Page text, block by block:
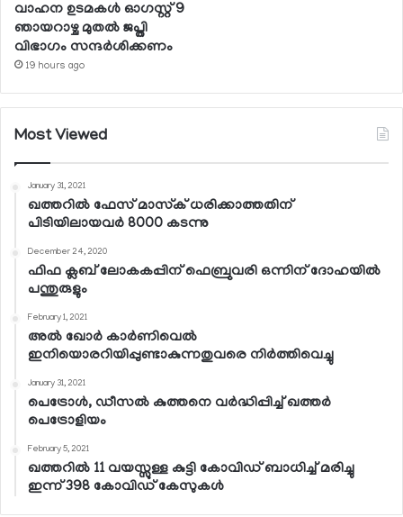
വാഹന ഉടമകള്‍ ഓഗസ്റ്റ് 9
ഞായറാഴ്ച മുതല്‍ ജപ്തി
വിഭാഗം സന്ദര്‍ശിക്കണം
19 hours ago
Most Viewed
January 31, 2021
ഖത്തറില്‍ ഫേസ് മാസ്‌ക് ധരിക്കാത്തതിന്
പിടിയിലായവര്‍ 8000 കടന്നു
December 24, 2020
ഫിഫ ക്ലബ് ലോകകപ്പിന് ഫെബ്രുവരി ഒന്നിന് ദോഹയില്‍
പന്തുരുളും
February 1, 2021
അല്‍ ഖോര്‍ കാര്‍ണിവെല്‍
ഇനിയൊരറിയിപ്പുണ്ടാകുന്നതുവരെ നിര്‍ത്തിവെച്ചു
January 31, 2021
പെട്രോള്‍, ഡീസല്‍ കുത്തനെ വര്‍ദ്ധിപ്പിച്ച് ഖത്തര്‍
പെട്രോളിയം
February 5, 2021
ഖത്തറില്‍ 11 വയസ്സുള്ള കുട്ടി കോവിഡ് ബാധിച്ച് മരിച്ചു
ഇന്ന് 398 കോവിഡ് കേസുകള്‍